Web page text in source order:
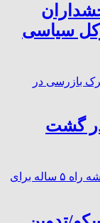
سیاسی
گشت